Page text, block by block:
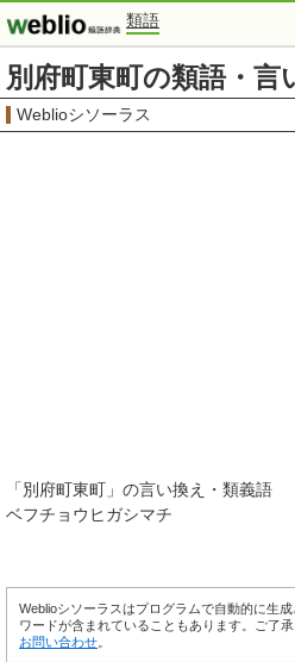
類語
別府町東町の類語・言
Weblioシソーラス
「別府町東町 」の言い換え・類義語
ベフチョウヒガシマチ
Weblioシソーラスはプログラムで自動的に生
ワードが含まれていることもあります。ご了
お問い合わせ